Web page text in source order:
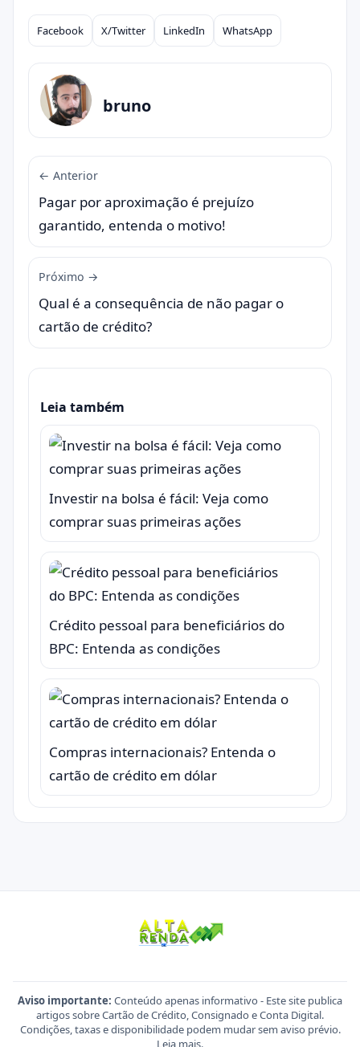
Compartilhar
Facebook X/Twitter LinkedIn WhatsApp
bruno
← Anterior
Pagar por aproximação é prejuízo
garantido, entenda o motivo!
Próximo →
Qual é a consequência de não pagar o
cartão de crédito?
Leia também
Investir na bolsa é fácil: Veja como
comprar suas primeiras ações
Crédito pessoal para beneficiários do
BPC: Entenda as condições
Compras internacionais? Entenda o
cartão de crédito em dólar
Aviso importante: Conteúdo apenas informativo - Este site publica
artigos sobre Cartão de Crédito, Consignado e Conta Digital.
Condições, taxas e disponibilidade podem mudar sem aviso prévio.
Leia mais.